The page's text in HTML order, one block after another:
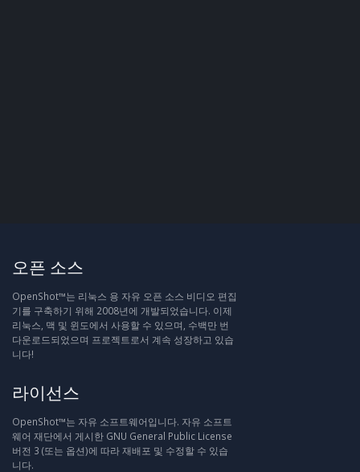
오픈 소스
OpenShot™는 리눅스 용 자유 오픈 소스 비디오 편집
기를 구축하기 위해 2008년에 개발되었습니다. 이제
리눅스, 맥 및 윈도에서 사용할 수 있으며, 수백만 번
다운로드되었으며 프로젝트로서 계속 성장하고 있습
니다!
라이선스
OpenShot™는 자유 소프트웨어입니다. 자유 소프트
웨어 재단에서 게시한 GNU General Public License
버전 3 (또는 옵션)에 따라 재배포 및 수정할 수 있습
니다.